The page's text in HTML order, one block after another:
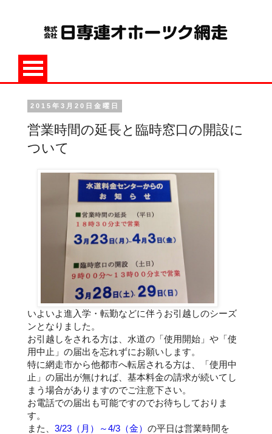
2015年3月20日金曜日
営業時間の延長と臨時窓口の開設に
ついて
いよいよ進入学・転勤などに伴うお引越しのシーズ
ンとなりました。
お引越しをされる方は、水道の「使用開始」や「使
用中止」の届出を忘れずにお願いします。
特に網走市から他都市へ転居される方は、「使用中
止」の届出が無ければ、基本料金の請求が続いてし
まう場合がありますのでご注意下さい。
お電話での届出も可能ですのでお待ちしておりま
す。
また、3/23（月）～4/3（金）の平日は営業時間を